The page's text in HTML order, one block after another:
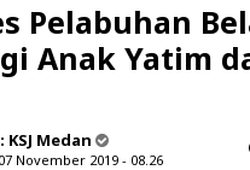
Pelabuhan
Anak Yatim
KSJ Medan
November 2019 - 08.26